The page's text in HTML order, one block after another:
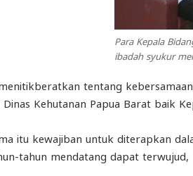
Para Kepala
ibadah syukur
tentang
Kehutanan Papua Barat baik
itu kewajiban untuk diterapkan
tahun mendatang dapat